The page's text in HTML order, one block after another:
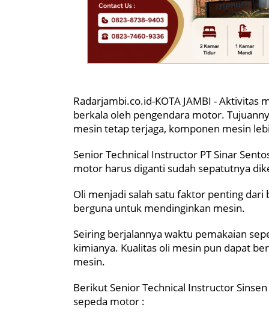
Radarjambi.co.id-KOTA JAMBI -
berkala oleh pengendara motor.
mesin tetap terjaga, komponen mesin
Senior Technical Instructor PT Sinar
motor harus diganti sudah sepatutnya
Oli menjadi salah satu faktor penting
berguna untuk mendinginkan mesin.
Seiring berjalannya waktu pemakaian
kimianya. Kualitas oli mesin pun dapat
mesin.
Berikut Senior Technical Instructor
sepeda motor :